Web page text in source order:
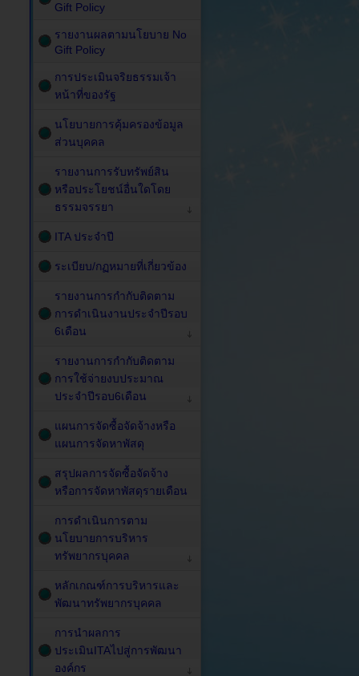
Gift Policy
รายงานผลตามนโยบาย No
Gift Policy
การประเมินจริยธรรมเจ้า
หน้าที่ของรัฐ
นโยบายการคุ้มครองข้อมูล
ส่วนบุคคล
รายงานการรับทรัพย์สิน
หรือประโยชน์อื่นใดโดย
ธรรมจรรยา
ITA ประจำปี
ระเบียบ/กฏหมายที่เกี่ยวข้อง
รายงานการกำกับติดตาม
การดำเนินงานประจำปีรอบ
6เดือน
รายงานการกำกับติดตาม
การใช้จ่ายงบประมาณ
ประจำปีรอบ6เดือน
แผนการจัดซื้อจัดจ้างหรือ
แผนการจัดหาพัสดุ
สรุปผลการจัดซื้อจัดจ้าง
หรือการจัดหาพัสดุรายเดือน
การดำเนินการตาม
นโยบายการบริหาร
ทรัพยากรบุคคล
หลักเกณฑ์การบริหารและ
พัฒนาทรัพยากรบุคคล
การนำผลการ
ประเมินITAไปสู่การพัฒนา
องค์กร